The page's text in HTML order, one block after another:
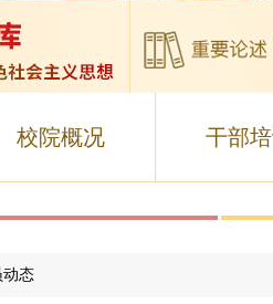
校院概况 干部
动态